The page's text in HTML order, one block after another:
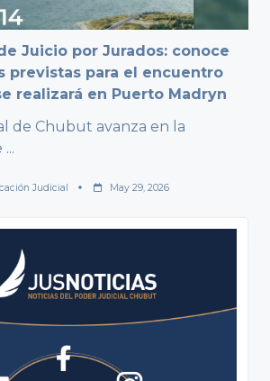
Juicio por Jurados: conoce
previstas para el encuentro
realizará en Puerto Madryn
de Chubut avanza en la
...
Judicial May 29, 2026